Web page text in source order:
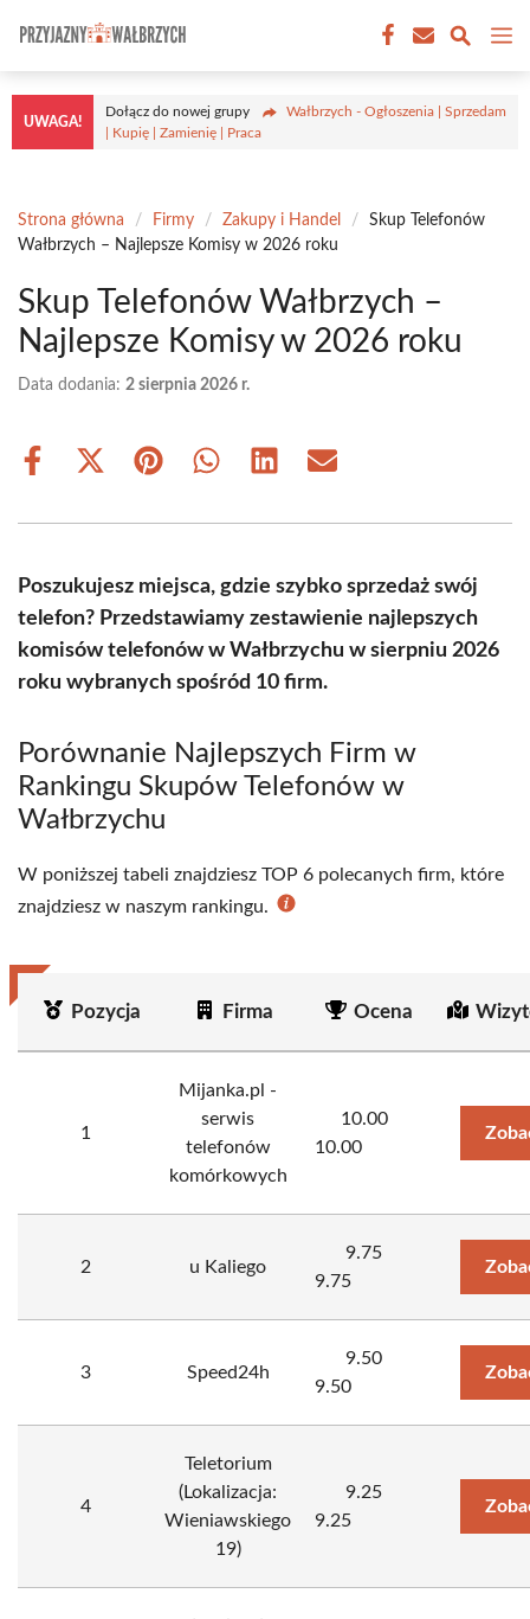
treści
UWAGA!
Dołącz do nowej grupy
Wałbrzych - Ogłoszenia | Sprzedam
| Kupię | Zamienię | Praca
Strona główna / Firmy / Zakupy i Handel /
Skup Telefonów
Wałbrzych – Najlepsze Komisy w 2026 roku
Skup Telefonów Wałbrzych –
Najlepsze Komisy w 2026 roku
Data dodania: 2 sierpnia 2026 r.
Share
Share
(Twitter)
Share Share Share Share
Poszukujesz miejsca, gdzie szybko sprzedaż swój
telefon? Przedstawiamy zestawienie najlepszych
komisów telefonów w Wałbrzychu w sierpniu 2026
roku wybranych spośród 10 firm.
Porównanie Najlepszych Firm w
Rankingu Skupów Telefonów w
Wałbrzychu
W poniższej tabeli znajdziesz TOP 6 polecanych firm, które
znajdziesz w naszym rankingu.
Pozycja Firma Ocena
1
Mijanka.pl -
serwis
telefonów
komórkowych
10.00
10.00
2 u Kaliego
9.75
9.75
3 Speed24h
9.50
9.50
4
Teletorium
(Lokalizacja:
Wieniawskiego
19)
9.25
9.25